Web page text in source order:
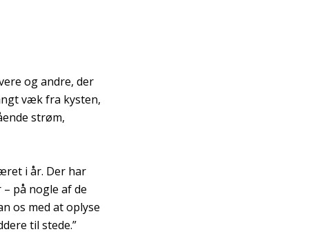
og andre, der
væk fra kysten,
strøm,
i år. Der har
på nogle af de
os med at oplyse
til stede.”